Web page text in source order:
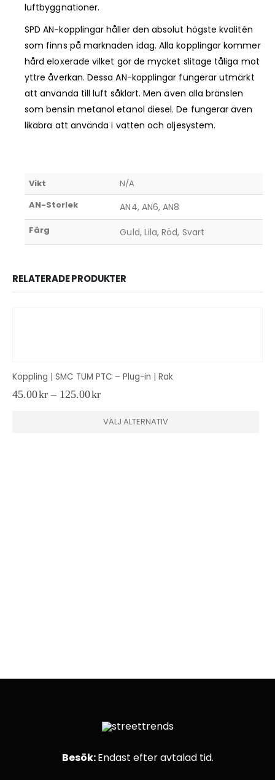
luftbyggnationer.
SPD AN-kopplingar håller den absolut högste kvalitén
som finns på marknaden idag. Alla kopplingar kommer
hård eloxerade vilket gör de mycket slitage tåliga mot
yttre åverkan. Dessa AN-kopplingar fungerar utmärkt
att använda till luft såklart. Men även alla bränslen
som bensin metanol etanol diesel. De fungerar även
likabra att använda i vatten och oljesystem.
Vikt
N/A
AN-Storlek
AN4, AN6, AN8
Färg Guld, Lila, Röd, Svart
RELATERADE PRODUKTER
Koppling | SMC TUM PTC – Plug-in | Rak
45.00kr – 125.00krPrisintervall:
till
125.00kr
VÄLJ ALTERNATIV
Besök:Endast efter avtalad tid.